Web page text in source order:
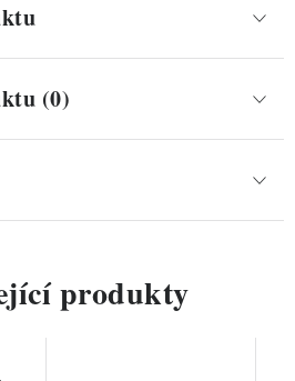
(0)
produkty